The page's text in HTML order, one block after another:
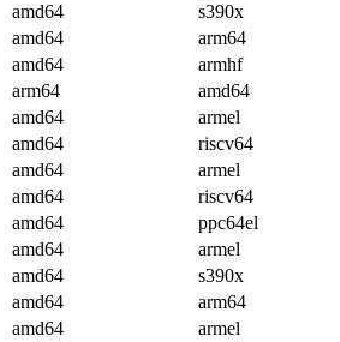
amd64
s390x
amd64
arm64
amd64
armhf
arm64
amd64
amd64
armel
amd64
riscv64
amd64
armel
amd64
riscv64
amd64
ppc64el
amd64
armel
amd64
s390x
amd64
arm64
amd64
armel